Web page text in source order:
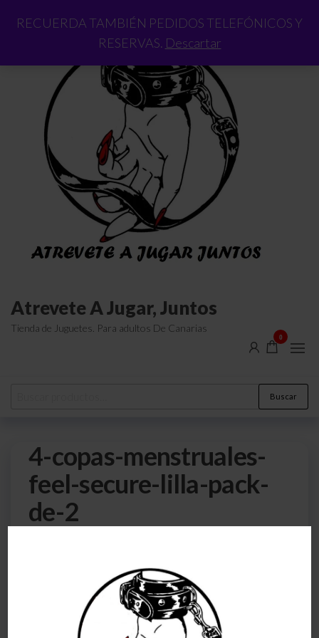
RECUERDA TAMBIÉN PEDIDOS TELEFÓNICOS Y
RESERVAS. Descartar
Atrevete A Jugar, Juntos
Tienda de Juguetes. Para adultos De Canarias
0
Buscar
4-copas-menstruales-
feel-secure-lilla-pack-
de-2